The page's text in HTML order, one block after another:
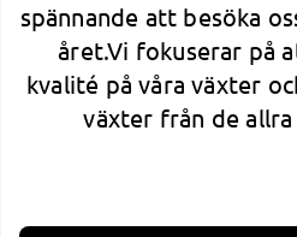
spännande att besöka
året.Vi fokuserar på
kvalité på våra växter
växter från de